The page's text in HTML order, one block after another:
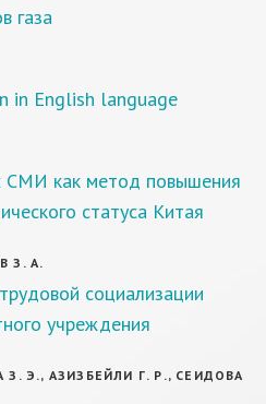
газа
in English language
СМИ как метод повышения
статуса Китая
З. А.
социализации
учреждения
З. Э., АЗИЗБЕЙЛИ Г. Р., СЕИДОВА